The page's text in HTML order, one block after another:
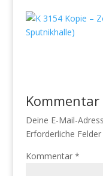
Kommentar
Deine E-Mail-
Erforderliche
Kommentar *